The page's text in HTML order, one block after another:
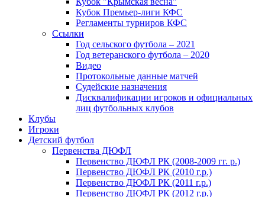
Кубок Премьер-лиги КФС
Регламенты турниров КФС
Ссылки
Год сельского футбола – 2021
Год ветеранского футбола – 2020
Видео
Протокольные данные матчей
Судейские назначения
Дисквалификации игроков и официальных
лиц футбольных клубов
Клубы
Игроки
Детский футбол
Первенства ДЮФЛ
Первенство ДЮФЛ РК (2008-2009 гг. р.)
Первенство ДЮФЛ РК (2010 г.р.)
Первенство ДЮФЛ РК (2011 г.р.)
Первенство ДЮФЛ РК (2012 г.р.)